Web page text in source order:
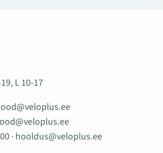
L 10-17
· hooldus@veloplus.ee